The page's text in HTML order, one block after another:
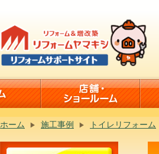
ホーム 施工事例 トイレリフォーム